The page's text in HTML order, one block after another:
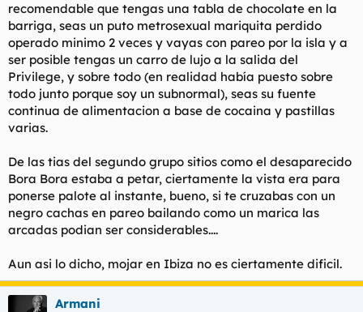
recomendable que tengas una tabla de chocolate en la
barriga, seas un puto metrosexual mariquita perdido
operado minimo 2 veces y vayas con pareo por la isla y a
ser posible tengas un carro de lujo a la salida del
Privilege, y sobre todo (en realidad había puesto sobre
todo junto porque soy un subnormal), seas su fuente
continua de alimentacion a base de cocaina y pastillas
varias.
De las tias del segundo grupo sitios como el desaparecido
Bora Bora estaba a petar, ciertamente la vista era para
ponerse palote al instante, bueno, si te cruzabas con un
negro cachas en pareo bailando como un marica las
arcadas podian ser considerables....
Aun asi lo dicho, mojar en Ibiza no es ciertamente dificil.
Armani